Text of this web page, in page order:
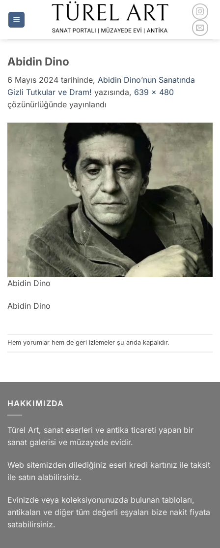
Abidin Dino
6 Mayıs 2024 tarihinde, Abidin Dino’nun Sanatında
Gizli Tutkular ve Dram! yazısında, 639 × 480
çözünürlüğünde yayınlandı
Abidin Dino
Abidin Dino
Hem yorumlar hem de geri izlemeler şu anda kapalıdır.
HAKKIMIZDA
Türel Art, sanat eserleri ve antika ticareti yapan bir
sanat galerisi ve müzayede evidir.
Web sitemizden dilediğiniz eseri kredi kartınız ile taksit
ile satın alabilirsiniz.
Evinizde veya koleksiyonunuzda bulunan tabloları,
antikaları ve diğer tüm değerli eşyaları bize nakit fiyata
satabilirsiniz.